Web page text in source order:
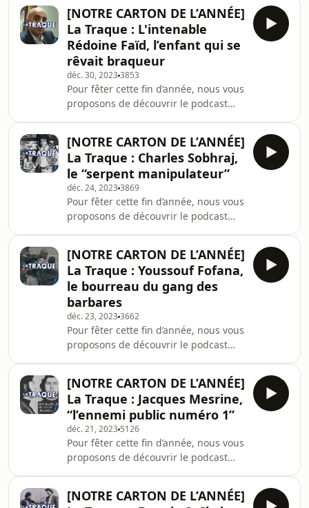
Creed, au cœur
décembre, plongez-vous dans les
plus grandes cavales de l'histoire qui
ont marqué nos esprits, racontés par
Anne Cosmao et Aurélien Gouas.
Bonne écoute ! Dans cette saison de
La Traque, zoom sur le "marchand de
mort" Viktor Bout. Pendant des
années, ce Soviétique a
[NOTRE CARTON DE L’ANNÉE]
La Traque : L'intenable
Rédoine Faïd, l’enfant qui se
rêvait braqueur
déc. 30, 20233853
Pour fêter cette fin d’année, nous vous
proposons de découvrir le podcast
décembre, plongez-vous dans les
plus grandes cavales de l'histoire qui
ont marqué nos esprits, racontés par
Anne Cosmao et Aurélien Gouas.
Bonne écoute ! Dans cette saison de
La Traque, le parcours de l'un de ceux
qui a marqué l'histoire du grand
banditisme français
[NOTRE CARTON DE L’ANNÉE]
La Traque : Charles Sobhraj,
le “serpent manipulateur”
déc. 24, 20233869
Pour fêter cette fin d’année, nous vous
proposons de découvrir le podcast
décembre, plongez-vous dans les
plus grandes cavales de l'histoire qui
ont marqué nos esprits, racontés par
Anne Cosmao et Aurélien Gouas.
Bonne écoute ! Dans cette saison de
La Traque, découvrez une des affaires
les plus terrifiantes de la fin du 21ᵉ
siècle, celle
[NOTRE CARTON DE L’ANNÉE]
La Traque : Youssouf Fofana,
le bourreau du gang des
barbares
déc. 23, 20233662
Pour fêter cette fin d’année, nous vous
proposons de découvrir le podcast
décembre, plongez-vous dans les
plus grandes cavales de l'histoire qui
ont marqué nos esprits, racontés par
Anne Cosmao et Aurélien Gouas.
Bonne écoute ! Découvrez
l'insoutenable affaire Youssouf
Fofana. Dès son jeune âge, Youssouf
veut la “belle vie”. Après plusieu
[NOTRE CARTON DE L’ANNÉE]
La Traque : Jacques Mesrine,
“l’ennemi public numéro 1”
déc. 21, 2023 5126
Pour fêter cette fin d’année, nous vous
proposons de découvrir le podcast
décembre, plongez-vous dans les
[NOTRE CARTON DE L’ANNÉE]